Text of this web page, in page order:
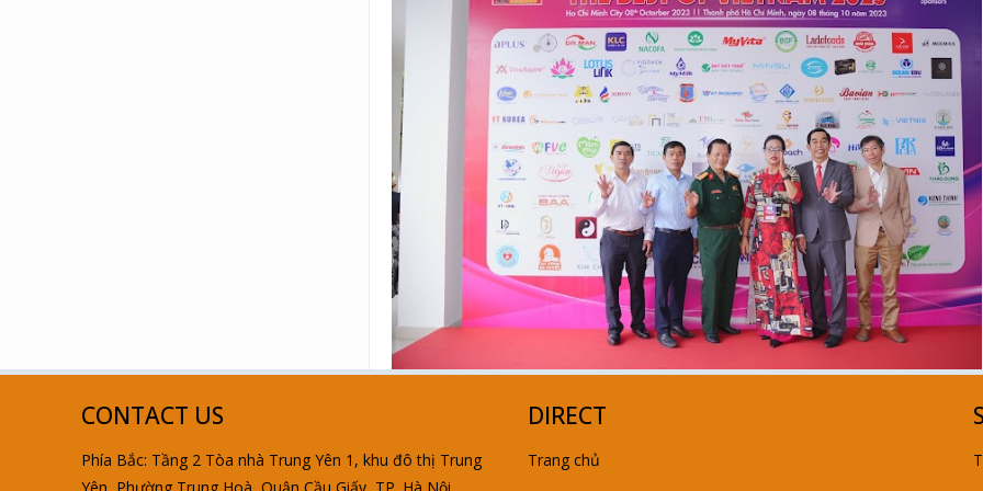
CONTACT US
Phía Bắc: Tầng 2 Tòa nhà Trung Yên 1, khu đô thị Trung
DIRECT
Trang chủ